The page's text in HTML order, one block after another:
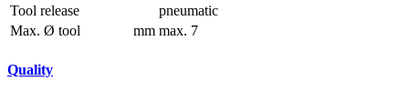
Tool release
pneumatic
Max. Ø tool
mm max. 7
Quality